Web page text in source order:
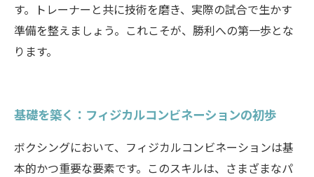
す。トレーナーと共に技術を磨き、実際の試合で生かす
準備を整えましょう。これこそが、勝利への第一歩とな
ります。
基礎を築く：フィジカルコンビネーションの初歩
ボクシングにおいて、フィジカルコンビネーションは基
本的かつ重要な要素です。このスキルは、さまざまなパ